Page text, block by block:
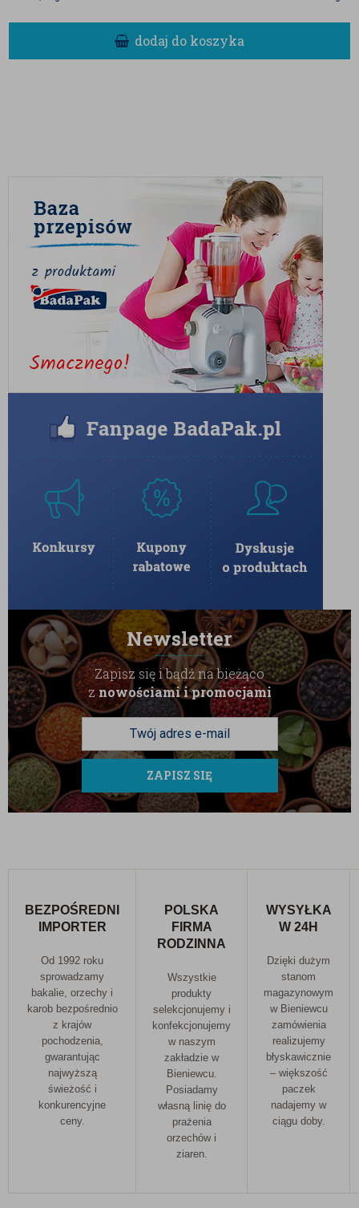
– często stosowane w
kuchni śródziemnomorskiej, np. w risotto,
makaronach czy daniach mięsnych.
Aby orzechy pinii zachowały świeżość, należy
szczelnie zamkniętym
opakowaniu, w chłodnym i suchym miejscu
. Można
także przechowywać je w lodówce, aby uniknąć
jełczenia tłuszczów.
W zakładzie są pakowane równieżsezam, gorczyca,
soja, migdały, orzechy, produkty zawierające gluten
Zdjęcia produktu są zdjęciami poglądowymi i mogą
różnić się od aktualnej partii.
Podane wartości odżywcze zostały dostarczone przez
dostawców oraz mogą być danymi literaturowymi.
dodaj do koszyka
Newsletter
Zapisz się i bądź na bieżąco
znowościami i promocjami
ZAPISZ SIĘ
BEZPOŚREDNI
IMPORTER
Od 1992 roku
sprowadzamy
bakalie, orzechy i
karob bezpośrednio
z krajów
pochodzenia,
gwarantując
najwyższą
świeżość i
konkurencyjne
ceny.
POLSKA
FIRMA
RODZINNA
Wszystkie
produkty
selekcjonujemy i
konfekcjonujemy
w naszym
zakładzie w
Bieniewcu.
Posiadamy
własną linię do
prażenia
orzechów i
ziaren.
WYSYŁKA
W 24H
Dzięki dużym
stanom
magazynowym
w Bieniewcu
zamówienia
realizujemy
błyskawicznie
– większość
paczek
nadajemy w
ciągu doby.